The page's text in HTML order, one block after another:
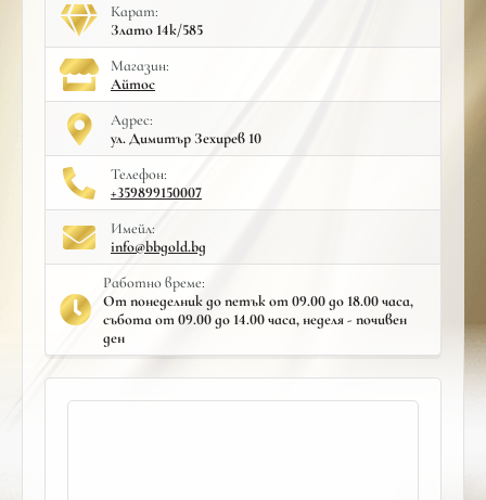
Карат:
Злато 14к/585
Mагазин:
Айтос
Адрес:
ул. Димитър Зехирев 10
Телефон:
+359899150007
Имейл:
info@bbgold.bg
Работно време:
От понеделник до петък от 09.00 до 18.00 часа,
събота от 09.00 до 14.00 часа, неделя - почивен
ден